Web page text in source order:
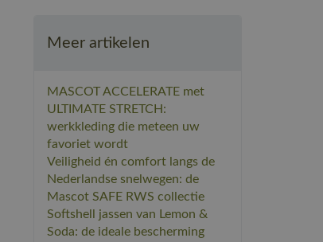
Meer artikelen
MASCOT ACCELERATE met
ULTIMATE STRETCH:
werkkleding die meteen uw
favoriet wordt
Veiligheid én comfort langs de
Nederlandse snelwegen: de
Mascot SAFE RWS collectie
Softshell jassen van Lemon &
Soda: de ideale bescherming